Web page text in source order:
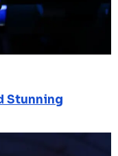
Stunning